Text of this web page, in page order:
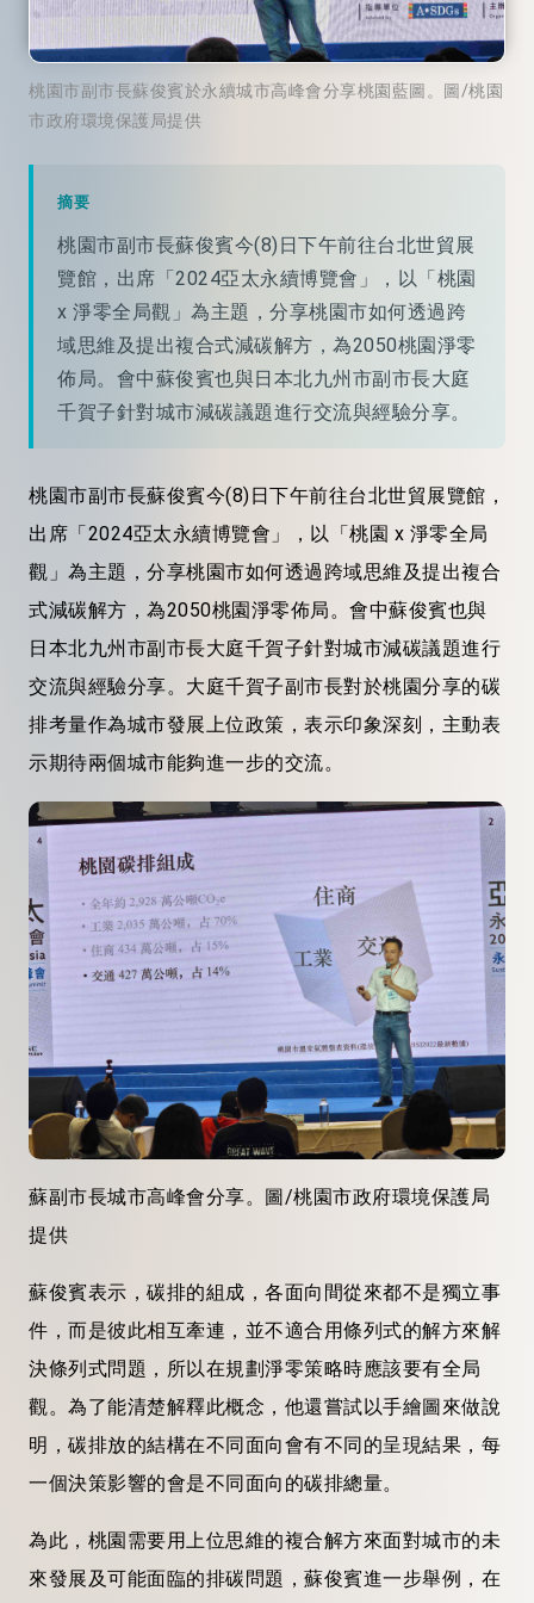
桃園市副市長蘇俊賓於永續城市高峰會分享桃園藍圖。圖/桃園
市政府環境保護局提供
摘要
桃園市副市長蘇俊賓今(8)日下午前往台北世貿展
覽館，出席「2024亞太永續博覽會」，以「桃園
x 淨零全局觀」為主題，分享桃園市如何透過跨
域思維及提出複合式減碳解方，為2050桃園淨零
佈局。會中蘇俊賓也與日本北九州市副市長大庭
千賀子針對城市減碳議題進行交流與經驗分享。
桃園市副市長蘇俊賓今(8)日下午前往台北世貿展覽館，
出席「2024亞太永續博覽會」，以「桃園 x 淨零全局
觀」為主題，分享桃園市如何透過跨域思維及提出複合
式減碳解方，為2050桃園淨零佈局。會中蘇俊賓也與
日本北九州市副市長大庭千賀子針對城市減碳議題進行
交流與經驗分享。大庭千賀子副市長對於桃園分享的碳
排考量作為城市發展上位政策，表示印象深刻，主動表
示期待兩個城市能夠進一步的交流。
蘇副市長城市高峰會分享。圖/桃園市政府環境保護局
提供
蘇俊賓表示，碳排的組成，各面向間從來都不是獨立事
件，而是彼此相互牽連，並不適合用條列式的解方來解
決條列式問題，所以在規劃淨零策略時應該要有全局
觀。為了能清楚解釋此概念，他還嘗試以手繪圖來做說
明，碳排放的結構在不同面向會有不同的呈現結果，每
一個決策影響的會是不同面向的碳排總量。
為此，桃園需要用上位思維的複合解方來面對城市的未
來發展及可能面臨的排碳問題，蘇俊賓進一步舉例，在